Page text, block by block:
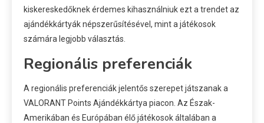
kiskereskedőknek érdemes kihasználniuk ezt a trendet az
ajándékkártyák népszerűsítésével, mint a játékosok
számára legjobb választás.
Regionális preferenciák
A regionális preferenciák jelentős szerepet játszanak a
VALORANT Points Ajándékkártya piacon. Az Észak-
Amerikában és Európában élő játékosok általában a